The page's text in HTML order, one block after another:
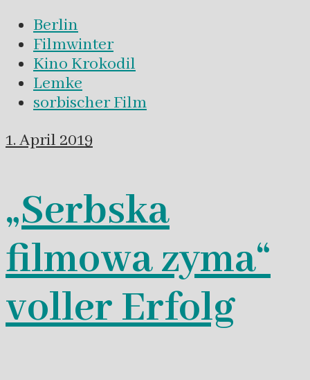
Berlin
Filmwinter
Kino Krokodil
Lemke
sorbischer Film
1. April 2019
„Serbska
filmowa zyma“
voller Erfolg